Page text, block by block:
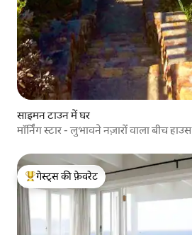
साइमन टाउन में घर
मॉर्निंग स्टार - लुभावने नज़ारों वाला बीच हाउस
गेस्ट्स का टॉप फ़ेवरेट
गेस्ट्स की फ़ेवरेट